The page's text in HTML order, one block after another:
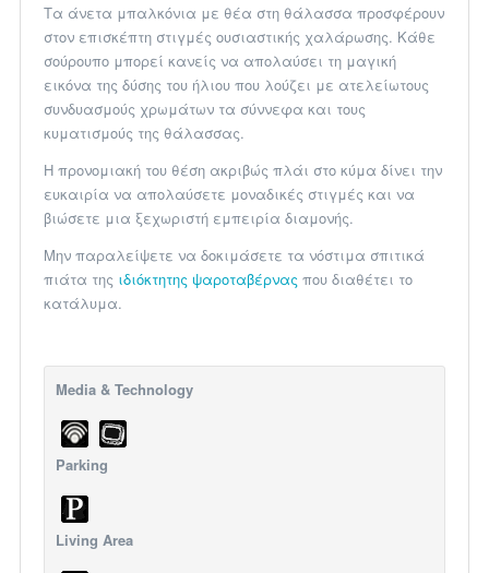
Τα άνετα μπαλκόνια με θέα στη θάλασσα προσφέρουν
στον επισκέπτη στιγμές ουσιαστικής χαλάρωσης. Κάθε
σούρουπο μπορεί κανείς να απολαύσει τη μαγική
εικόνα της δύσης του ήλιου που λούζει με ατελείωτους
συνδυασμούς χρωμάτων τα σύννεφα και τους
κυματισμούς της θάλασσας.
Η προνομιακή του θέση ακριβώς πλάι στο κύμα δίνει την
ευκαιρία να απολαύσετε μοναδικές στιγμές και να
βιώσετε μια ξεχωριστή εμπειρία διαμονής.
Μην παραλείψετε να δοκιμάσετε τα νόστιμα σπιτικά
πιάτα της ιδιόκτητης ψαροταβέρνας που διαθέτει το
κατάλυμα.
Media & Technology
Parking
Living Area